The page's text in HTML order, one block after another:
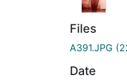
Files
A391.JPG
Date